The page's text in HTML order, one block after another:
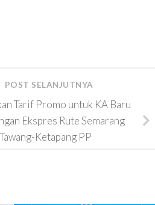
POST SELANJUTNYA
Tarif Promo untuk KA Baru
Ekspres Rute Semarang
Tawang-Ketapang PP